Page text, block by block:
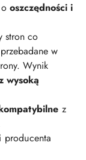
oszczędności i
stron co
w
Wynik
wysoką
z
producenta